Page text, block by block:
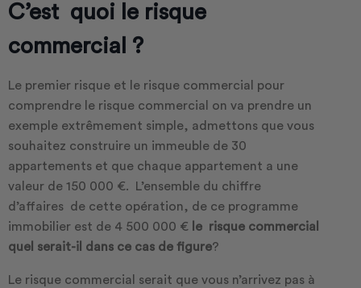
C’est quoi le risque
commercial ?
Le premier risque et le risque commercial pour
comprendre le risque commercial on va prendre un
exemple extrêmement simple, admettons que vous
souhaitez construire un immeuble de 30
appartements et que chaque appartement a une
valeur de 150 000 €. L’ensemble du chiffre
d’affaires de cette opération, de ce programme
immobilier est de 4 500 000 € le risque commercial
quel serait-il dans ce cas de figure?
Le risque commercial serait que vous n’arrivez pas à